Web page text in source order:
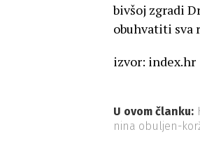
bivšoj zgradi
obuhvatiti sva
izvor: index.hr
U ovom članku:
nina obuljen-